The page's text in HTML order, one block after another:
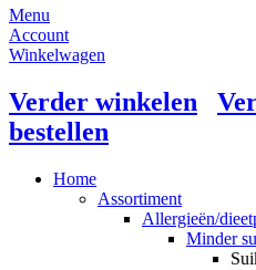
Menu
Account
Winkelwagen
Verder winkelen
bestellen
Home
Assortiment
Allergieën/
Minder